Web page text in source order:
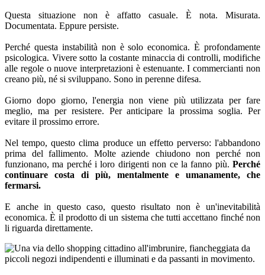
Questa situazione non è affatto casuale. È nota. Misurata.
Documentata. Eppure persiste.
Perché questa instabilità non è solo economica. È profondamente
psicologica. Vivere sotto la costante minaccia di controlli, modifiche
alle regole o nuove interpretazioni è estenuante. I commercianti non
creano più, né si sviluppano. Sono in perenne difesa.
Giorno dopo giorno, l'energia non viene più utilizzata per fare
meglio, ma per resistere. Per anticipare la prossima soglia. Per
evitare il prossimo errore.
Nel tempo, questo clima produce un effetto perverso: l'abbandono
prima del fallimento. Molte aziende chiudono non perché non
funzionano, ma perché i loro dirigenti non ce la fanno più. Perché
continuare costa di più, mentalmente e umanamente, che
fermarsi.
E anche in questo caso, questo risultato non è un'inevitabilità
economica. È il prodotto di un sistema che tutti accettano finché non
li riguarda direttamente.